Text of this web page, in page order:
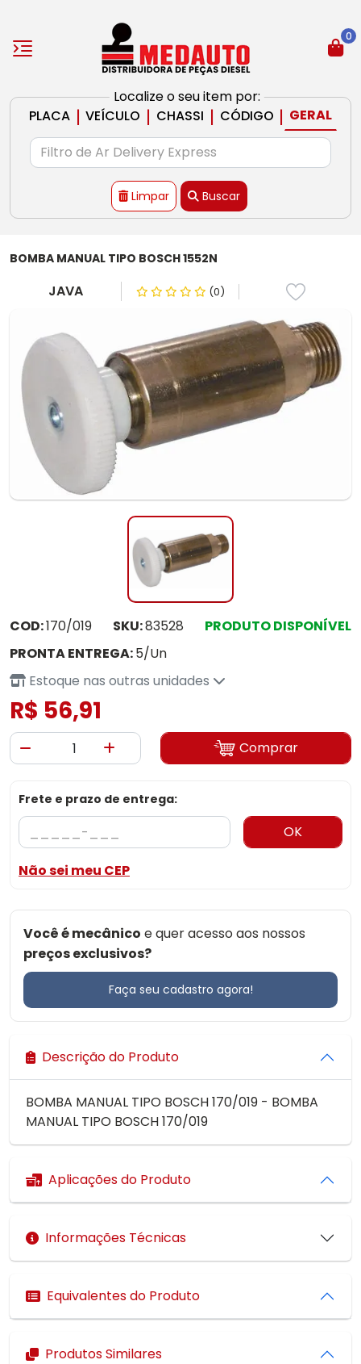
Localize o seu item por:
PLACA | VEÍCULO | CHASSI | CÓDIGO | GERAL
Limpar Buscar
0
BOMBA MANUAL TIPO BOSCH 1552N
JAVA (0)
COD:170/019 SKU:83528
PRODUTO DISPONÍVEL
PRONTA ENTREGA:5/Un
Estoque nas outras unidades
R$ 56,91
Comprar
Frete e prazo de entrega:
OK
Não sei meu CEP
Você é mecânico e quer acesso aos nossos
preços exclusivos?
Faça seu cadastro agora!
Descrição do Produto
BOMBA MANUAL TIPO BOSCH 170/019 - BOMBA
MANUAL TIPO BOSCH 170/019
Aplicações do Produto
Informações Técnicas
Equivalentes do Produto
Produtos Similares